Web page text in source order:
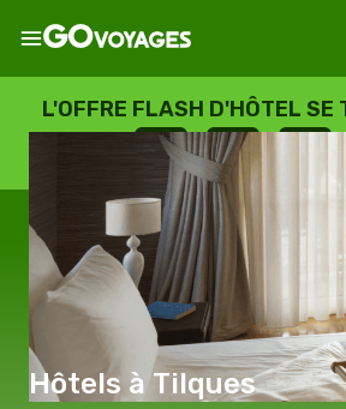
L'OFFRE FLASH D'HÔTEL SE
--
JOURS
: --
HEURES
:
Hôtels à Tilques